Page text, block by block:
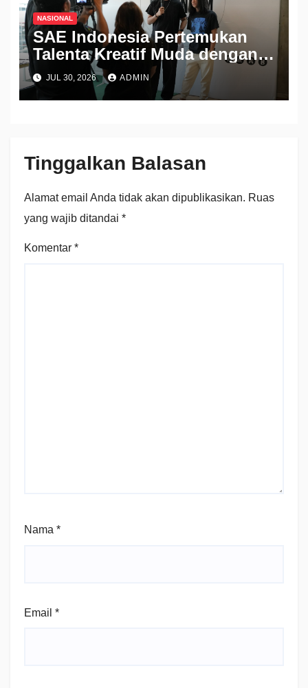
NASIONAL
SAE Indonesia Pertemukan
Talenta Kreatif Muda dengan
Industri Lewat Pameran THE
CONTINUUM 2026
JUL 30, 2026 ADMIN
Tinggalkan Balasan
Alamat email Anda tidak akan dipublikasikan. Ruas
yang wajib ditandai *
Komentar *
Nama *
Email *